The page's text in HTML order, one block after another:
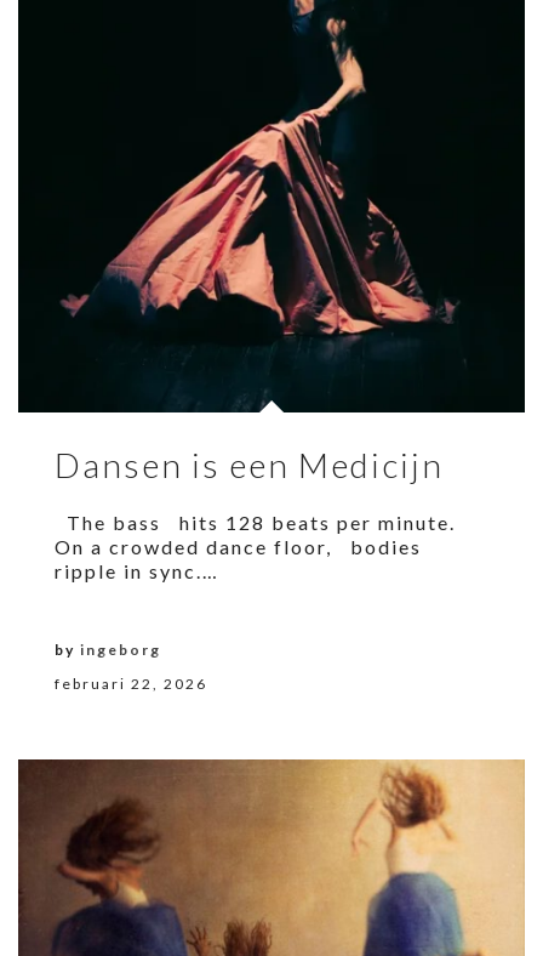
Dansen is een Medicijn
The bass hits 128 beats per minute.
On a crowded dance floor, bodies
ripple in sync.…
februari 22, 2026
by ingeborg